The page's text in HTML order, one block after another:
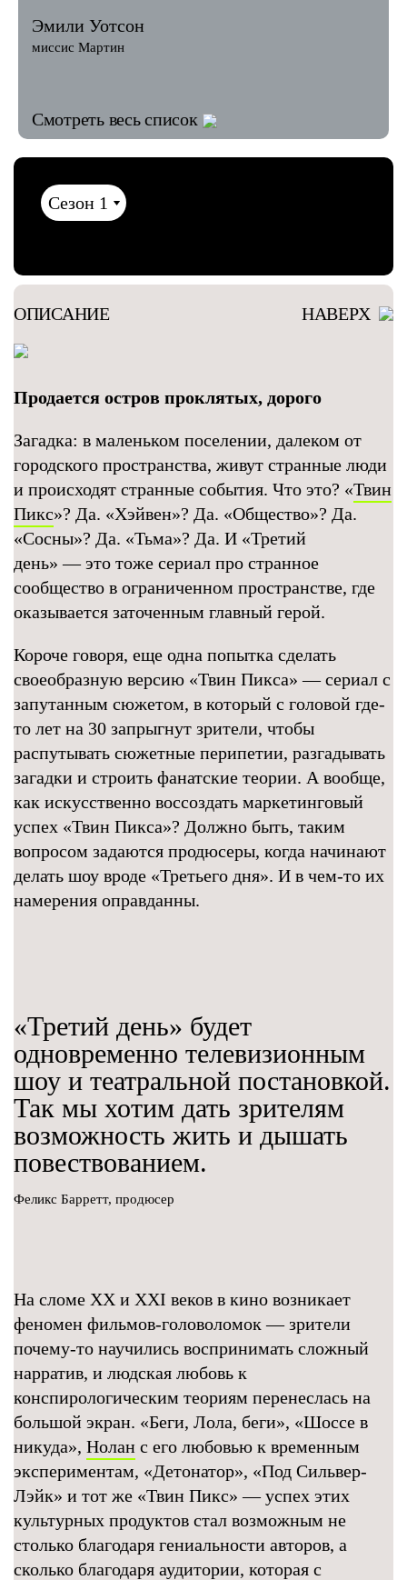
Эмили Уотсон
миссис Мартин
Смотреть весь список
ОПИСАНИЕ НАВЕРХ
Продается остров проклятых, дорого
Загадка: в маленьком поселении, далеком от
городского пространства, живут странные люди
и происходят странные события. Что это? «Твин
Пикс»? Да. «Хэйвен»? Да. «Общество»? Да.
«Сосны»? Да. «Тьма»? Да. И «Третий
день» — это тоже сериал про странное
сообщество в ограниченном пространстве, где
оказывается заточенным главный герой.
Короче говоря, еще одна попытка сделать
своеобразную версию «Твин Пикса» — сериал с
запутанным сюжетом, в который с головой где-
то лет на 30 запрыгнут зрители, чтобы
распутывать сюжетные перипетии, разгадывать
загадки и строить фанатские теории. А вообще,
как искусственно воссоздать маркетинговый
успех «Твин Пикса»? Должно быть, таким
вопросом задаются продюсеры, когда начинают
делать шоу вроде «Третьего дня». И в чем-то их
намерения оправданны.
«Третий день» будет
одновременно телевизионным
шоу и театральной постановкой.
Так мы хотим дать зрителям
возможность жить и дышать
повествованием.
Феликс Барретт, продюсер
На сломе XX и XXI веков в кино возникает
феномен фильмов-головоломок — зрители
почему-то научились воспринимать сложный
нарратив, и людская любовь к
конспирологическим теориям перенеслась на
большой экран. «Беги, Лола, беги», «Шоссе в
никуда», Нолан с его любовью к временным
экспериментам, «Детонатор», «Под Сильвер-
Лэйк» и тот же «Твин Пикс» — успех этих
культурных продуктов стал возможным не
столько благодаря гениальности авторов, а
сколько благодаря аудитории, которая с